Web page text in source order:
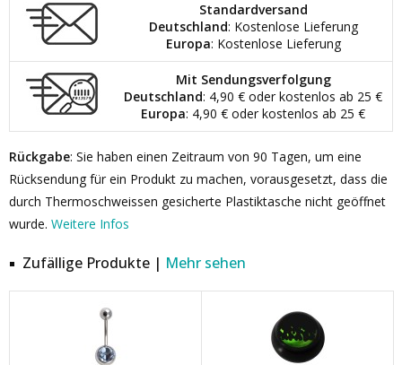
Standardversand
Deutschland: Kostenlose Lieferung
Europa: Kostenlose Lieferung
Mit Sendungsverfolgung
Deutschland: 4,90 € oder kostenlos ab 25 €
Europa: 4,90 € oder kostenlos ab 25 €
Rückgabe: Sie haben einen Zeitraum von 90 Tagen, um eine
Rücksendung für ein Produkt zu machen, vorausgesetzt, dass die
durch Thermoschweissen gesicherte Plastiktasche nicht geöffnet
wurde. Weitere Infos
Zufällige Produkte | Mehr sehen